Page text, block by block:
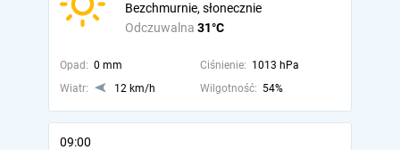
Odczuwalna 31°C
Bezchmurnie, słonecznie
Opad: 0 mm Ciśnienie: 1013 hPa
Wiatr:
12 km/h Wilgotność: 54%
09:00